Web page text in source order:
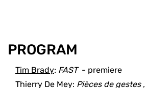
PROGRAM
Tim Brady: FAST - premiere
Thierry De Mey: Pièces de gestes,